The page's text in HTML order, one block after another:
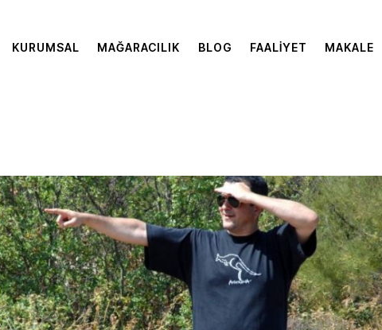
KURUMSAL MAĞARACILIK BLOG FAALIYET MAKALE